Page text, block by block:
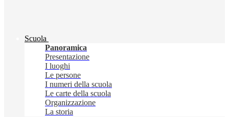
Scuola
Panoramica
Presentazione
I luoghi
Le persone
I numeri della scuola
Le carte della scuola
Organizzazione
La storia